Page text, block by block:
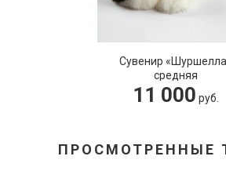
Сувенир
средняя
11 000 руб.
ПРОСМОТРЕННЫЕ